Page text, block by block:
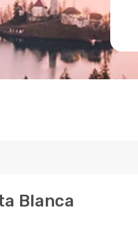
Blanca